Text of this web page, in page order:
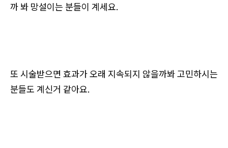
까 봐 망설이는 분들이 계세요.
또 시술받으면 효과가 오래 지속되지 않을까봐 고민하시는
분들도 계신거 같아요.